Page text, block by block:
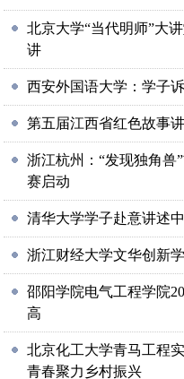
北京大学“当代明师”大
讲
西安外国语大学：学子
第五届江西省红色故事
浙江杭州：“发现独角兽
赛启动
清华大学学子赴意讲述
浙江财经大学文华创新
邵阳学院电气工程学院
高
北京化工大学青马工程
青春聚力乡村振兴